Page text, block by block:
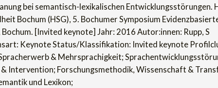
bei semantisch-lexikalischen Entwicklungsstörungen.
Bochum (HSG), 5. Bochumer Symposium
Bochum. [Invited keynote] Jahr: 2016 Autor:innen: Rupp, S
Keynote Status/Klassifikation: Invited keynote
& Mehrsprachigkeit;
Intervention; Forschungsmethodik, Wissenschaft &
und Lexikon;